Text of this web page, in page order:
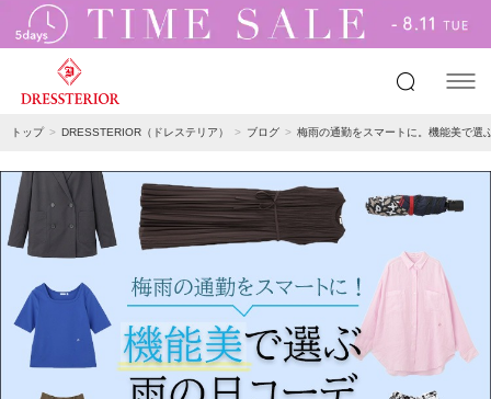
トップ DRESSTERIOR（ドレステリア） ブログ 梅雨の通勤をスマートに。機能美で選